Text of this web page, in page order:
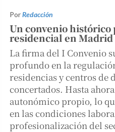
PorRedacción
Un convenio histórico
residencial en Madrid
La firma del I Convenio
profundo en la
residencias y centros de
concertados. Hasta
autonómico propio, lo
en las condiciones
profesionalización del